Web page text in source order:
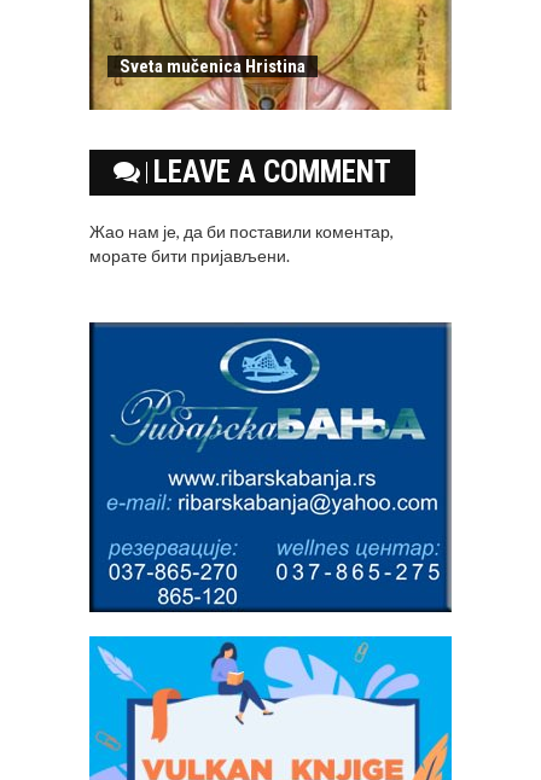
Sveta mučenica Hristina
LEAVE A COMMENT
Жао нам је, да би поставили коментар,
моратебити пријављени.